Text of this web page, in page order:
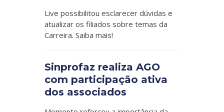
Live possibilitou esclarecer dúvidas e
atualizar os filiados sobre temas da
Carreira. Saiba mais!
Sinprofaz realiza AGO
com participação ativa
dos associados